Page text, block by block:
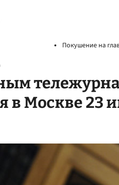
Покушение на
в Москве 23